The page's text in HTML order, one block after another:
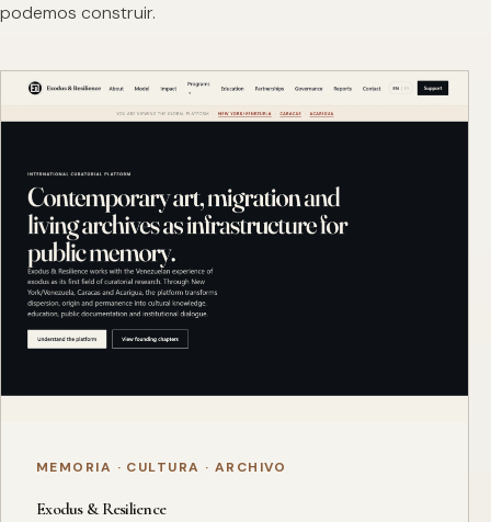
podemos construir.
MEMORIA · CULTURA · ARCHIVO
Exodus & Resilience